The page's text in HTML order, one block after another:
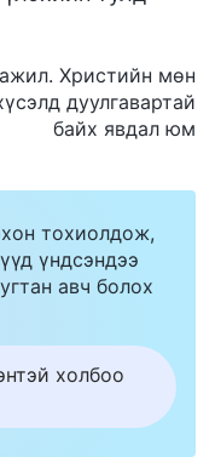
Христийн мөн
дуулгавартай
байх явдал юм
тохиолдож,
үндсэндээ
авч болох
холбоо